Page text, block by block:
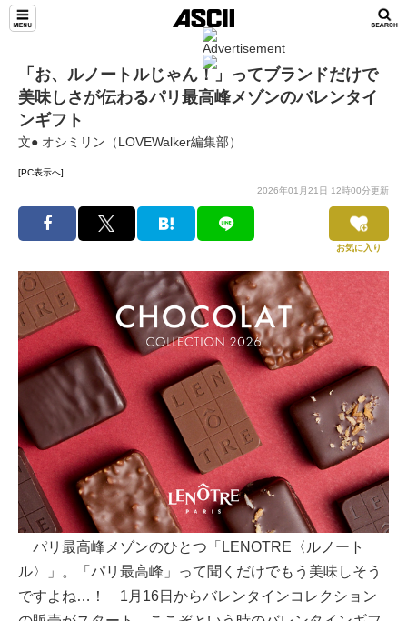
「お、ルノートルじゃん！」ってブランドだけで
美味しさが伝わるパリ最高峰メゾンのバレンタイ
ンギフト
文● オシミリン（LOVEWalker編集部）
[PC表示へ]
2026年01月21日 12時00分更新
お気に入り
パリ最高峰メゾンのひとつ「LENOTRE〈ルノート
ル〉」。「パリ最高峰」って聞くだけでもう美味しそう
ですよね…！ 1月16日からバレンタインコレクション